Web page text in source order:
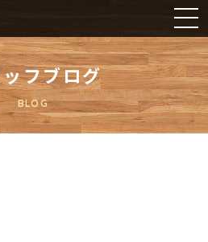
フブログ
BLOG